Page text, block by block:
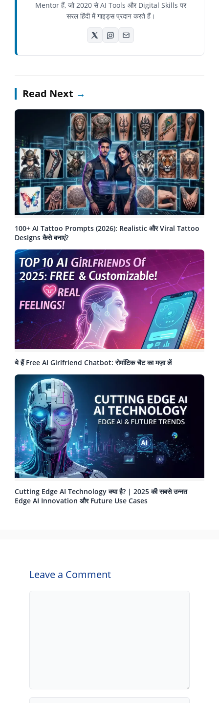
Mentor हैं, जो 2020 से AI Tools और Digital Skills पर
सरल हिंदी में गाइड्स प्रदान करते हैं।
Read Next →
100+ AI Tattoo Prompts (2026): Realistic और Viral Tattoo
Designs कैसे बनाएं?
ये हैं Free AI Girlfriend Chatbot: रोमांटिक चैट का मज़ा लें
Cutting Edge AI Technology क्या है? | 2025 की सबसे उन्नत
Edge AI Innovation और Future Use Cases
Leave a Comment